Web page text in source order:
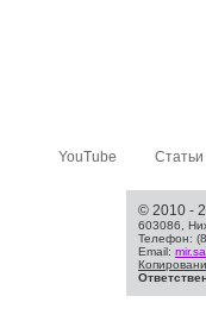
YouTube Статьи
© 2010 -
603086,
Телефон:
Email: